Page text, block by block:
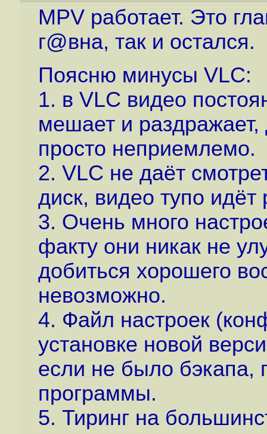
MPV работает. Это
г@вна, так и остался.
Поясню минусы VLC:
1. в VLC видео
мешает и раздражает,
просто неприемлемо.
2. VLC не даёт
диск, видео тупо
3. Очень много
факту они никак не
добиться хорошего
невозможно.
4. Файл настроек
установке новой
если не было бэкапа,
программы.
5. Тиринг на